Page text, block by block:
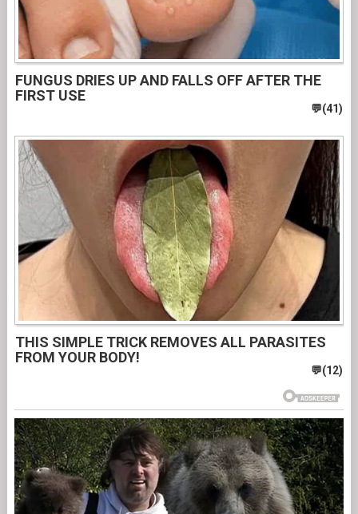
FUNGUS DRIES UP AND FALLS OFF AFTER THE
FIRST USE
THIS SIMPLE TRICK REMOVES ALL PARASITES
FROM YOUR BODY!